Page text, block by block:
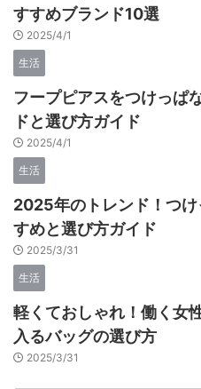
すすめブランド10選
2025/4/1
生活
フープピアスをつけっぱ
ドと選び方ガイド
2025/4/1
生活
2025年のトレンド！つ
すめと選び方ガイド
2025/3/31
生活
軽くておしゃれ！働く女
入るバッグの選び方
2025/3/31